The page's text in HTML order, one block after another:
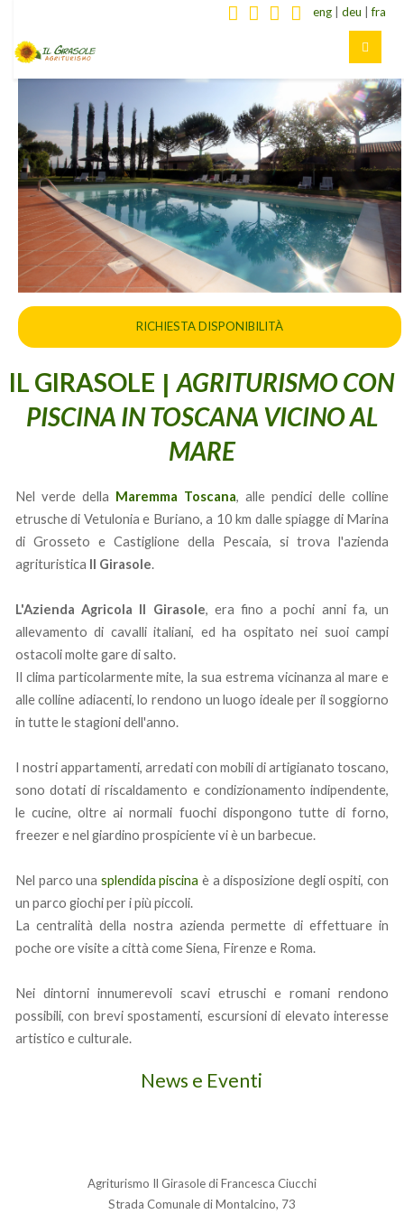
RICHIESTA DISPONIBILITÀ
eng deu |fra
IL GIRASOLE |AGRITURISMO CON
PISCINA IN TOSCANA VICINO AL
MARE
Nel verde della Maremma Toscana, alle pendici delle colline
etrusche di Vetulonia e Buriano, a 10 km dalle spiagge di Marina
di Grosseto e Castiglione della Pescaia, si trova l'azienda
agrituristica Il Girasole.
L'Azienda Agricola Il Girasole, era fino a pochi anni fa, un
allevamento di cavalli italiani, ed ha ospitato nei suoi campi
ostacoli molte gare di salto.
Il clima particolarmente mite, la sua estrema vicinanza al mare e
alle colline adiacenti, lo rendono un luogo ideale per il soggiorno
in tutte le stagioni dell'anno.
I nostri appartamenti, arredati con mobili di artigianato toscano,
sono dotati di riscaldamento e condizionamento indipendente,
le cucine, oltre ai normali fuochi dispongono tutte di forno,
freezer e nel giardino prospiciente vi è un barbecue.
Nel parco una splendida piscina è a disposizione degli ospiti, con
un parco giochi per i più piccoli.
La centralità della nostra azienda permette di effettuare in
poche ore visite a città come Siena, Firenze e Roma.
Nei dintorni innumerevoli scavi etruschi e romani rendono
possibili, con brevi spostamenti, escursioni di elevato interesse
artistico e culturale.
News e Eventi
Agriturismo Il Girasole di Francesca Ciucchi
Strada Comunale di Montalcino, 73